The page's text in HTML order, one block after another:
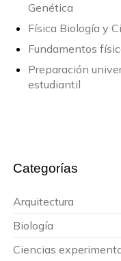
Genética
Física Biología y
Fundamentos
Preparación
estudiantil
Categorías
Arquitectura
Biología
Ciencias